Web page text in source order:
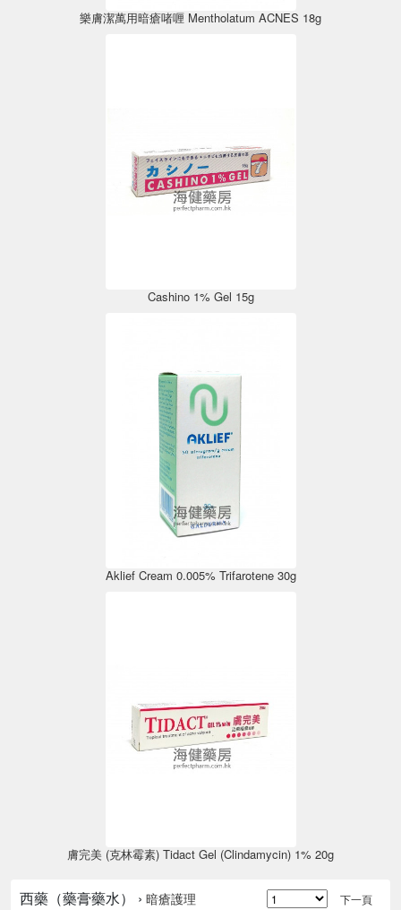
樂膚潔萬用暗瘡啫喱 Mentholatum ACNES 18g
Cashino 1% Gel 15g
Aklief Cream 0.005% Trifarotene 30g
膚完美 (克林霉素) Tidact Gel (Clindamycin) 1% 20g
西藥（藥膏藥水） › 暗瘡護理 下一頁